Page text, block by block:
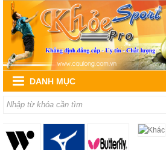
DANH MỤC